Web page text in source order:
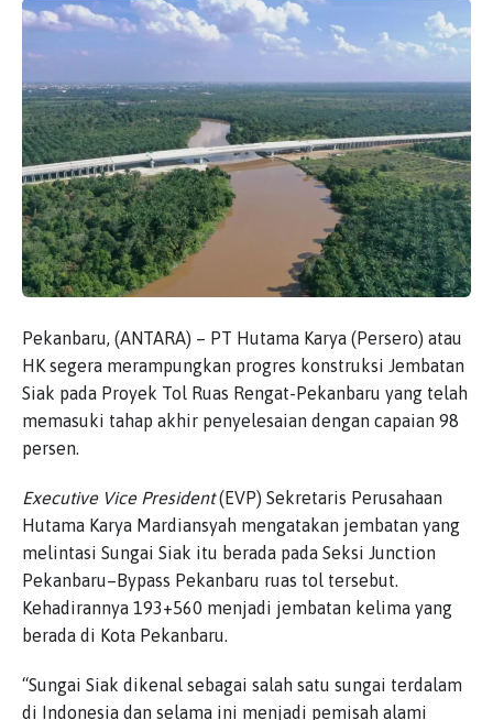
Pekanbaru, (ANTARA) – PT Hutama Karya (Persero) atau
HK segera merampungkan progres konstruksi Jembatan
Siak pada Proyek Tol Ruas Rengat-Pekanbaru yang telah
memasuki tahap akhir penyelesaian dengan capaian 98
persen.
Executive Vice President(EVP) Sekretaris Perusahaan
Hutama Karya Mardiansyah mengatakan jembatan yang
melintasi Sungai Siak itu berada pada Seksi Junction
Pekanbaru–Bypass Pekanbaru ruas tol tersebut.
Kehadirannya 193+560 menjadi jembatan kelima yang
berada di Kota Pekanbaru.
“Sungai Siak dikenal sebagai salah satu sungai terdalam
di Indonesia dan selama ini menjadi pemisah alami